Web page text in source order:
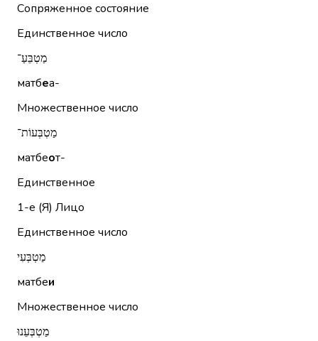
Сопряженное состояние
Единственное число
מַטְבֵּעַ־
матбеа-
Множественное число
מַטְבְּעוֹת־
матбеот-
Единственное
1-е (Я) Лицо
Единственное число
מַטְבְּעִי
матбеи
Множественное число
מַטְבְּעֵנוּ